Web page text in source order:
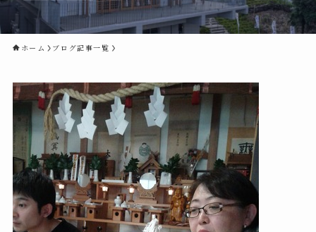
ホーム ブログ記事一覧